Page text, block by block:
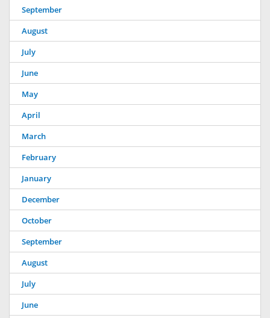
September
August
July
June
May
April
March
February
January
December
October
September
August
July
June